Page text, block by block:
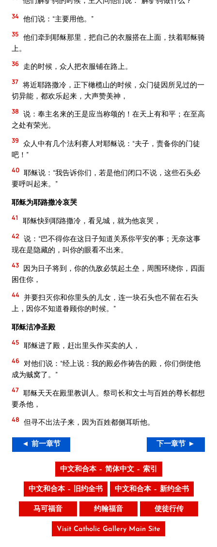
34 他们说：“主要用他。”
35 他们牵到耶稣那里，把自己的衣服搭在上面，扶着耶稣骑
上。
36 走的时候，众人把衣服铺在路上。
37 将近耶路撒冷，正下橄榄山的时候，众门徒因所见过的一
切异能，都欢乐起来，大声赞美神，
38 说：奉主名来的王是应当称颂的！在天上有和平；在至高
之处有荣光。
39 众人中有几个法利赛人对耶稣说：“夫子，责备你的门徒
吧！”
40 耶稣说：“我告诉你们，若是他们闭口不说，这些石头必
要呼叫起来。”
耶稣为耶路撒冷哀哭
41 耶稣快到耶路撒冷，看见城，就为他哀哭，
42 说：“巴不得你在这日子知道关系你平安的事；无奈这事
现在是隐藏的，叫你的眼看不出来。
43 因为日子将到，你的仇敌必筑起土垒，周围环绕你，四面
困住你，
44 并要扫灭你和你里头的儿女，连一块石头也不留在石头
上，因你不知道眷顾你的时候。”
耶稣洁净圣殿
45 耶稣进了殿，赶出里头作买卖的人，
46 对他们说：“经上说：我的殿必作祷告的殿，你们倒使他
成为贼窝了。”
47 耶稣天天在殿里教训人。祭司长和文士与百姓的尊长都想
要杀他，
48 但寻不出法子来，因为百姓都侧耳听他。
◄ 前一章节 下一章节 ►
中文和合本 – 简体中文 – 索引
中文和合本 – 旧约全书 中文和合本 – 新约全书
马可福音 约翰福音 使徒行传
Visit Catholic Gallery Main Site